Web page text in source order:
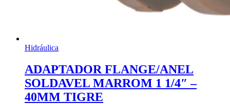
Hidráulica
ADAPTADOR FLANGE/ANEL
SOLDAVEL MARROM 1 1/4″ –
40MM TIGRE